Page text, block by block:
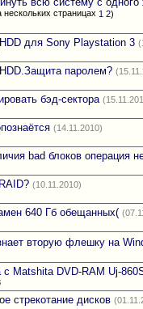
1 2)
для Sony Playstation 3
паролем?
бэд-сектора
(14.11.2010)
bad блоков операция
(10.11.2010)
640 Гб обещанных(
вторую флешку на
с Matshita DVD-RAM Uj-
стрекотание дисков